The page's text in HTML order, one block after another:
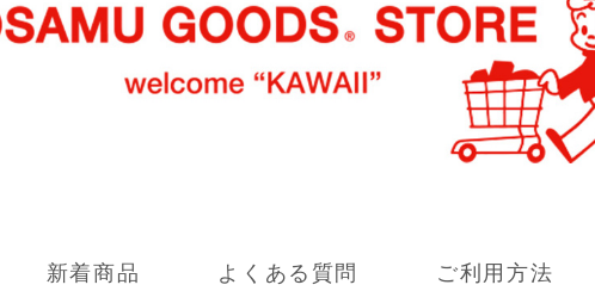
新着商品 よくある質問 ご利用方法